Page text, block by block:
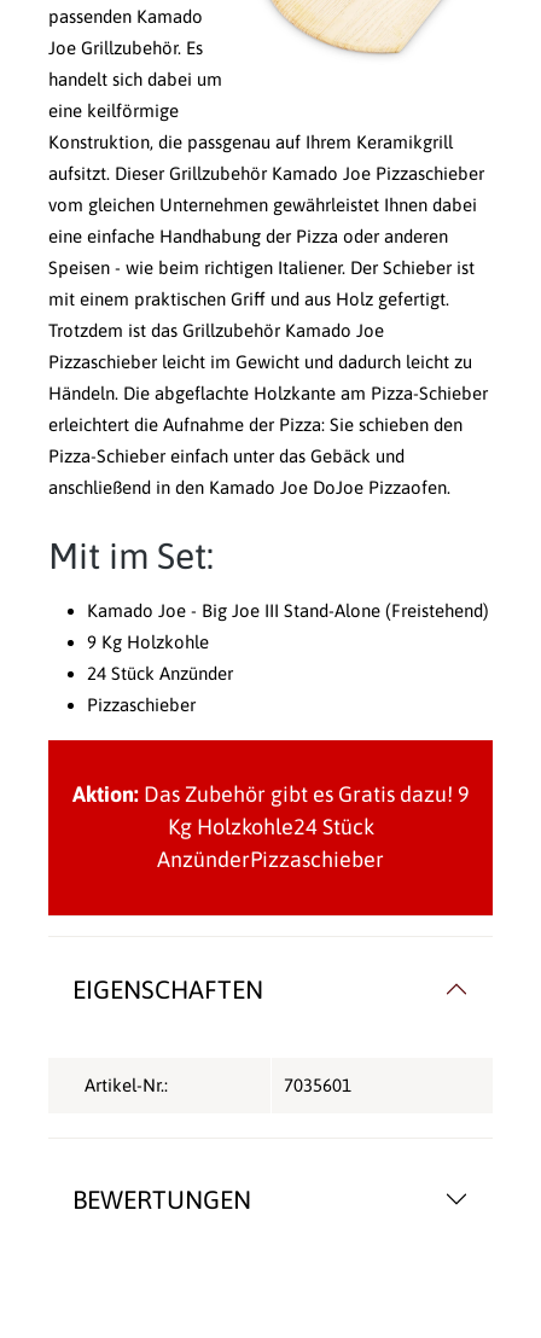
passenden Kamado
Joe Grillzubehör. Es
handelt sich dabei um
eine keilförmige
Konstruktion, die passgenau auf Ihrem Keramikgrill
aufsitzt. Dieser Grillzubehör Kamado Joe Pizzaschieber
vom gleichen Unternehmen gewährleistet Ihnen dabei
eine einfache Handhabung der Pizza oder anderen
Speisen - wie beim richtigen Italiener. Der Schieber ist
mit einem praktischen Griff und aus Holz gefertigt.
Trotzdem ist das Grillzubehör Kamado Joe
Pizzaschieber leicht im Gewicht und dadurch leicht zu
Händeln. Die abgeflachte Holzkante am Pizza-Schieber
erleichtert die Aufnahme der Pizza: Sie schieben den
Pizza-Schieber einfach unter das Gebäck und
anschließend in den Kamado Joe DoJoe Pizzaofen.
Mit im Set:
Kamado Joe - Big Joe III Stand-Alone (Freistehend)
9 Kg Holzkohle
24 Stück Anzünder
Pizzaschieber
Aktion:Das Zubehör gibt es Gratis dazu! 9
Kg Holzkohle24 Stück
AnzünderPizzaschieber
BEWERTUNGEN
EIGENSCHAFTEN
Artikel-Nr.: 7035601